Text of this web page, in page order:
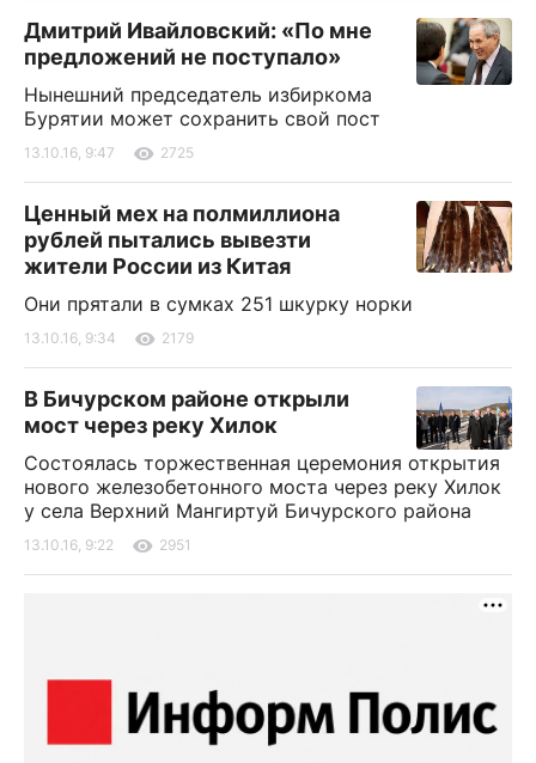
Дмитрий Ивайловский: «По мне
предложений не поступало»
Нынешний председатель избиркома
Бурятии может сохранить свой пост
13.10.16, 9:47 2725
Ценный мех на полмиллиона
рублей пытались вывезти
жители России из Китая
Они прятали в сумках 251 шкурку норки
13.10.16, 9:34 2179
В Бичурском районе открыли
мост через реку Хилок
Состоялась торжественная церемония открытия
нового железобетонного моста через реку Хилок
у села Верхний Мангиртуй Бичурского района
13.10.16, 9:22 2951